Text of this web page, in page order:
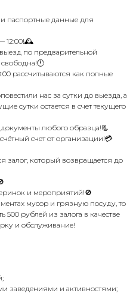
паспортные данные для
12:00!🕰️
по предварительной
рассчитываются как полные
нас за сутки до выезда, а
сутки остается в счет текущего
любого образца!📃
счет от организации!💳
залог, который возвращается до
и мероприятий!🚫
мусор и грязную посуду, то
500 рублей из залога в качестве
и обслуживание!
заведениями и активностями;